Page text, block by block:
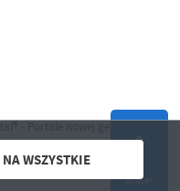
DO GÓRY
WSZYSTKIE